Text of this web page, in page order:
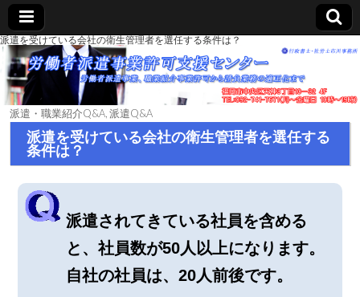
派遣を受けている会社の衛生管理者を選任する条件は？
派遣・職業紹介Q&A 派遣Q&A
派遣を受けている会社の衛生管理者を選任する
条件は？
派遣されてきている社員を含める
と、社員数が50人以上になります。
自社の社員は、20人前後です。